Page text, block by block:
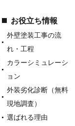
お役立ち情報
外壁塗装工事の流
れ・工程
カラーシミュレーシ
ョン
外装劣化診断（無料
現地調査）
選ばれる理由